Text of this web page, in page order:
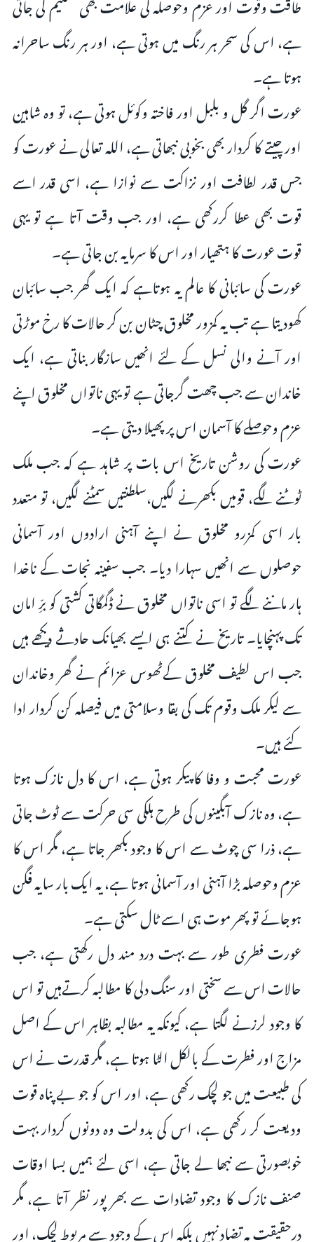
ہے، اس کی سحر ہر رنگ میں ہوتی ہے، اور ہر رنگ ساحرانہ
ہوتا ہے۔
عورت اگر گل و بلبل اور فاختہ وکوئل ہوتی ہے، تو وہ شاہین
اور چیتے کا کردار بھی بخوبی نبھاتی ہے، اللہ تعالى نے عورت کو
جس قدر لطافت اور نزاکت سے نوازا ہے، اسی قدر اسے
قوت بھی عطا کررکھی ہے، اور جب وقت آتا ہے تو یہی
قوت عورت کا ہتھیار اور اس کا سرمایہ بن جاتی ہے۔
عورت کی سائبانی کا عالم یہ ہوتاہے کہ ایک گھر جب سائبان
کھودیتا ہے تب یہ کمزور مخلوق چٹان بن کر حالات کا رخ موڑتی
اور آنے والی نسل کے لئے انھیں سازگار بناتی ہے، ایک
خاندان سے جب چھت گرجاتی ہے تو یہی ناتواں مخلوق اپنے
عزم وحوصلے کا آسمان اس پر پھیلا دیتی ہے۔
عورت کی روشن تاریخ اس بات پر شاہد ہے کہ جب ملک
ٹوٹنے لگے، قومیں بکھرنے لگیں،سلطنتیں سمٹنے لگیں، تو متعدد
بار اسی کمزرو مخلوق نے اپنے آہنی ارادوں اور آسمانی
حوصلوں سے انھیں سہارا دیا۔ جب سفینہ نجات کے ناخدا
ہار ماننے لگے تو اسی ناتواں مخلوق نے ڈگمگاتی کشتی کو برِّ امان
تک پہنچایا۔ تاریخ نے کتنے ہی ایسے بھیانک حادثے دیکھے ہیں
جب اس لطیف مخلوق کےٹھوس عزائم نے گھر وخاندان
سے لیکر ملک وقوم تک کی بقا وسلامتی میں فیصلہ کن کردار ادا
کئے ہیں۔
عورت محبت و وفا کا پیکر ہوتی ہے، اس کا دل نازک ہوتا
ہے، وہ نازک آبگینوں کی طرح ہلکی سی حرکت سے ٹوٹ جاتی
ہے، ذرا سی چوٹ سے اس کا وجود بکھر جاتا ہے، مگر اس کا
عزم وحوصلہ بڑا آہنی اور آسمانی ہوتا ہے، یہ ایک بار سایہ فگن
ہوجائے تو پھر موت ہی اسے ٹال سکتی ہے۔
عورت فطری طور سے بہت درد مند دل رکھتی ہے، جب
حالات اس سے سختی اور سنگ دلی کا مطالبہ کرتےہیں تو اس
کا وجود لرزنے لگتا ہے، کیونکہ یہ مطالبہ بظاہر اس کے اصل
مزاج اور فطرت کے بالکل الٹا ہوتا ہے، مگر قدرت نے اس
کی طبیعت میں جو لچک رکھی ہے، اور اس کو جو بے پناہ قوت
ودیعت کر رکھی ہے، اس کی بدولت وہ دونوں کردار بہت
خوبصورتی سے نبھا لے جاتی ہے، اسی لئے ہمیں بسا اوقات
صنف نازک کا وجود تضادات سے بھر پور نظر آتا ہے، مگر
درحقیقت یہ تضاد نہیں بلکہ اس کے وجود سے مربوط لچک، اور